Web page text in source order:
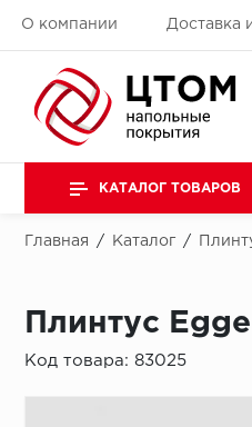
О компании Доставка
КАТАЛОГ ТОВАРОВ
Главная / Каталог /
Плинтус
Код товара: 83025